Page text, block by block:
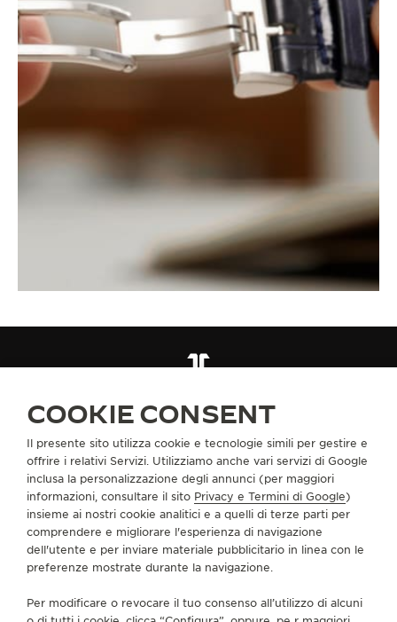
INFORMAZIONI SU DI NOI
SERVIZI
CONTATTI
COOKIE CONSENT
Il presente sito utilizza cookie e tecnologie simili per gestire e
offrire i relativi Servizi. Utilizziamo anche vari servizi di Google
inclusa la personalizzazione degli annunci (per maggiori
informazioni, consultare il sito Privacy e Termini di Google)
insieme ai nostri cookie analitici e a quelli di terze parti per
comprendere e migliorare l'esperienza di navigazione
dell'utente e per inviare materiale pubblicitario in linea con le
preferenze mostrate durante la navigazione.
Per modificare o revocare il tuo consenso all’utilizzo di alcuni